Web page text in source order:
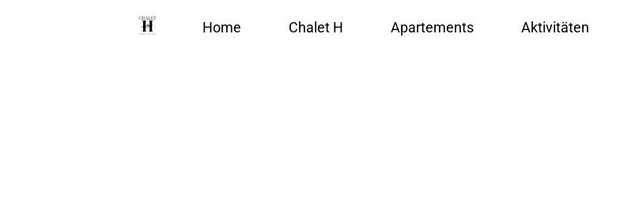
Home Chalet H Apartements Aktivitäten
DE